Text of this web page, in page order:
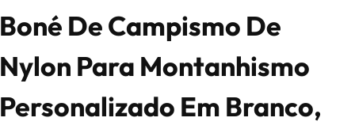
Boné De Campismo De
Nylon Para Montanhismo
Personalizado Em Branco,